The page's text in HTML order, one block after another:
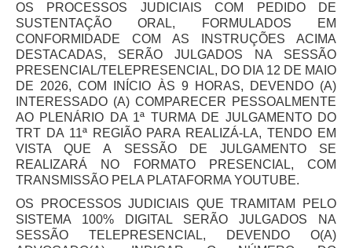
Sites Institucionais
Biblioteca
Centro de Memória
Educação a distância
Responsabilidade Socioambiental
Comissão Permanente de Acessibilidade e Inclusão
Escola Judicial
Programa Trabalho Seguro
Coordenadoria de Saúde
OS PROCESSOS JUDICIAIS COM PEDIDO DE
SUSTENTAÇÃO ORAL, FORMULADOS EM
CONFORMIDADE COM AS INSTRUÇÕES ACIMA
DESTACADAS, SERÃO JULGADOS NA SESSÃO
PRESENCIAL/TELEPRESENCIAL, DO DIA 12 DE MAIO
DE 2026, COM INÍCIO ÀS 9 HORAS, DEVENDO (A)
INTERESSADO (A) COMPARECER PESSOALMENTE
AO PLENÁRIO DA 1ª TURMA DE JULGAMENTO DO
TRT DA 11ª REGIÃO PARA REALIZÁ-LA, TENDO EM
VISTA QUE A SESSÃO DE JULGAMENTO SE
REALIZARÁ NO FORMATO PRESENCIAL, COM
TRANSMISSÃO PELA PLATAFORMA YOUTUBE.
OS PROCESSOS JUDICIAIS QUE TRAMITAM PELO
SISTEMA 100% DIGITAL SERÃO JULGADOS NA
SESSÃO TELEPRESENCIAL, DEVENDO O(A)